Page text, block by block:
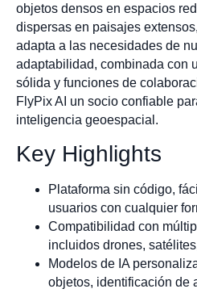
objetos densos en espacios
dispersas en paisajes
adapta a las necesidades de
adaptabilidad, combinada con
sólida y funciones de
FlyPix AI un socio confiable
inteligencia geoespacial.
Key Highlights
Plataforma sin código,
usuarios con cualquier
Compatibilidad con
incluidos drones,
Modelos de IA
objetos, identificación de